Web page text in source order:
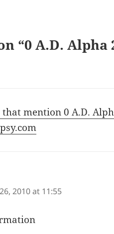
“0 A.D.
that mention 0 A.D.
2010 at 11:55